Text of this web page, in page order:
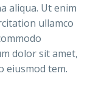
aliqua. Ut enim
ullamco
dolor sit amet,
eiusmod tem.